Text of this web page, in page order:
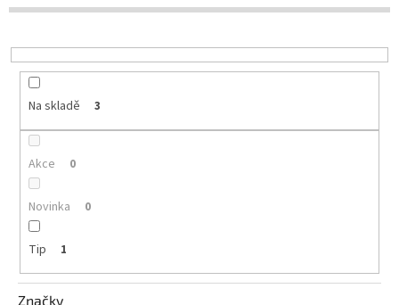
k
vínu
Akční
nabídka
Dárkové
poukazy
Získat
Blog
k
t
Na skladě 3
Akce 0
Novinka 0
Tip 1
Značky